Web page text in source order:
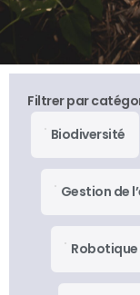
Filtrer par
Biodiversité
Gestion de
Robotique